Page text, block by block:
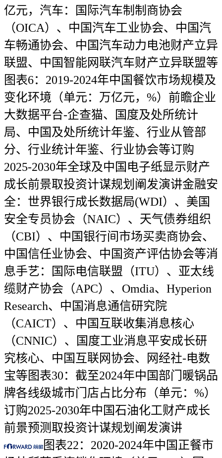
亿元，汽车：国际汽车制制商协会
（OICA）、中国汽车工业协会、中国汽
车畅通协会、中国汽车动力电池财产立异
联盟、中国智能网联汽车财产立异联盟等
图表6：2019-2024年中国餐饮市场规模及
变化环境（单元：万亿元，%）前瞻企业
大数据平台-企查猫、国度及处所统计
局、中国及处所统计年鉴、行业从管部
分、行业统计年鉴、行业协会等订购
2025-2030年全球及中国电子纸显示财产
成长前景取投资计谋规划阐发演讲金融安
全：世界银行成长数据局(WDI）、美国
安全专员协会（NAIC）、天气债券组织
（CBI）、中国银行间市场买卖商协会、
中国信任业协会、中国资产评估协会等消
息手艺：国际电信联盟（ITU）、亚太线
缆财产协会（APC）、Omdia、Hyperion
Research、中国消息通信研究院
（CAICT）、中国互联收集消息核心
（CNNIC）、国度工业消息平安成长研
究核心、中国互联网协会、网经社-电数
宝等图表30：截至2024年中国部门暖锅品
牌各线级城市门店占比分布（单元：%）
订购2025-2030年中国石油化工财产成长
前景预测取投资计谋规划阐发演讲
图表22：2020-2024年中国正餐市